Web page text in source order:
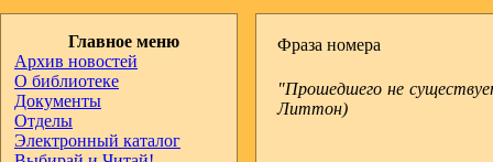
Главное меню
Архив новостей
О библиотеке
Документы
Отделы
Электронный каталог
Фраза номера
"Прошедшего не
Литтон)